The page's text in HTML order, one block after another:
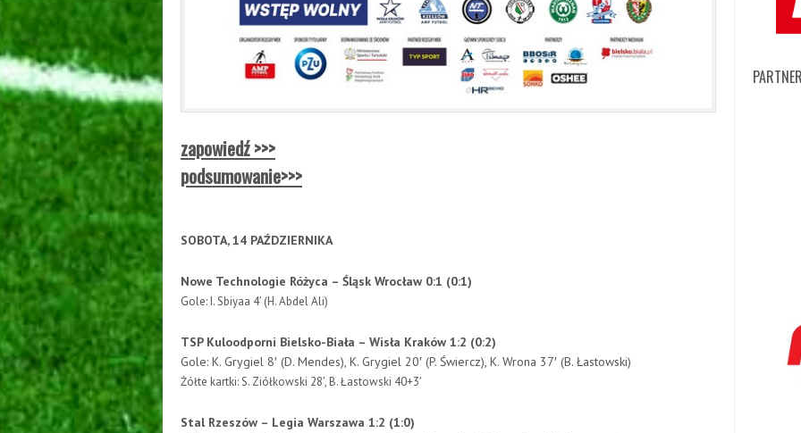
zapowiedź >>>
podsumowanie>>>
SOBOTA, 14 PAŹDZIERNIKA
Nowe Technologie Różyca – Śląsk Wrocław 0:1 (0:1)
Gole: I. Sbiyaa 4′ (H. Abdel Ali)
TSP Kuloodporni Bielsko-Biała – Wisła Kraków 1:2 (0:2)
Gole: K. Grygiel 8′ (D. Mendes), K. Grygiel 20′ (P. Świercz), K. Wrona 37′ (B. Łastowski)
Żółte kartki: S. Ziółkowski 28′, B. Łastowski 40+3′
Stal Rzeszów – Legia Warszawa 1:2 (1:0)